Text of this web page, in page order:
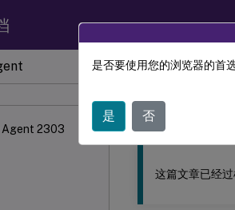
Agent 2303
此内容已经过机器动态
这篇文章已经
是否要使用您的浏览器的首
是 否